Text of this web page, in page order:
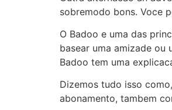
sobremodo bons. Voce
O Badoo e uma das
basear uma amizade ou
Badoo tem uma
Dizemos tudo isso
abonamento, tambem